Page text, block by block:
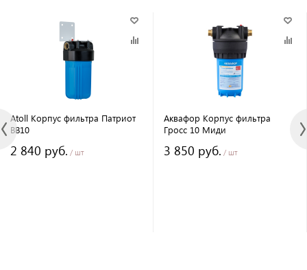
Atoll Корпус фильтра Патриот
BB10
2 840 руб. / шт
Аквафор Корпус фильтра
Гросс 10 Миди
3 850 руб. / шт